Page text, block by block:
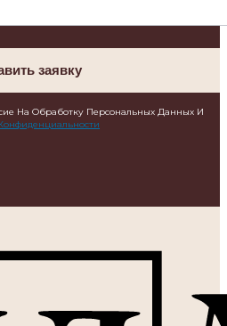
заявку
На Обработку Персональных Данных И